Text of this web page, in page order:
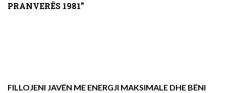
PRANVERËS 1981”
FILLOJENI JAVËN ME ENERGJI MAKSIMALE DHE BËNI